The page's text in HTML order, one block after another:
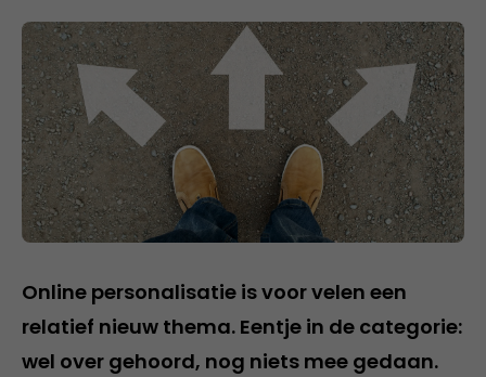
Online personalisatie is voor velen een
relatief nieuw thema. Eentje in de categorie:
wel over gehoord, nog niets mee gedaan.